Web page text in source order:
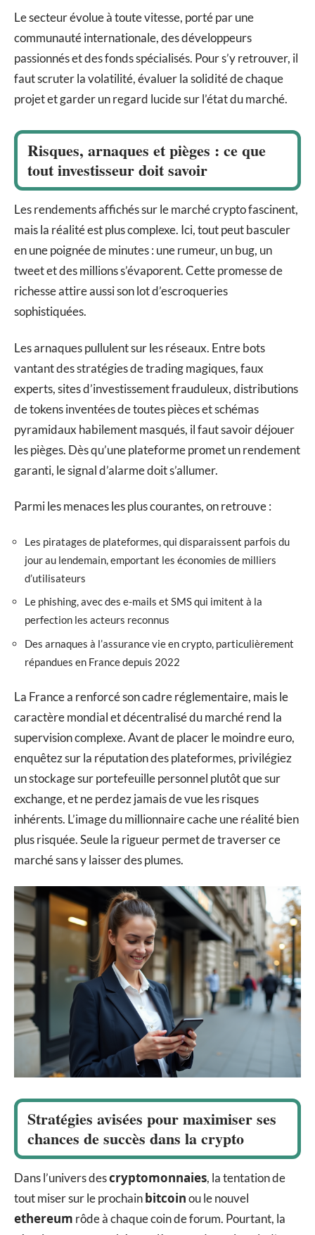
Le secteur évolue à toute vitesse, porté par une
communauté internationale, des développeurs
passionnés et des fonds spécialisés. Pour s’y retrouver, il
faut scruter la volatilité, évaluer la solidité de chaque
projet et garder un regard lucide sur l’état du marché.
Risques, arnaques et pièges : ce que
tout investisseur doit savoir
Les rendements affichés sur le marché crypto fascinent,
mais la réalité est plus complexe. Ici, tout peut basculer
en une poignée de minutes : une rumeur, un bug, un
tweet et des millions s’évaporent. Cette promesse de
richesse attire aussi son lot d’escroqueries
sophistiquées.
Les arnaques pullulent sur les réseaux. Entre bots
vantant des stratégies de trading magiques, faux
experts, sites d’investissement frauduleux, distributions
de tokens inventées de toutes pièces et schémas
pyramidaux habilement masqués, il faut savoir déjouer
les pièges. Dès qu’une plateforme promet un rendement
garanti, le signal d’alarme doit s’allumer.
Parmi les menaces les plus courantes, on retrouve :
Les piratages de plateformes, qui disparaissent parfois du
jour au lendemain, emportant les économies de milliers
d’utilisateurs
Le phishing, avec des e-mails et SMS qui imitent à la
perfection les acteurs reconnus
Des arnaques à l’assurance vie en crypto, particulièrement
répandues en France depuis 2022
La France a renforcé son cadre réglementaire, mais le
caractère mondial et décentralisé du marché rend la
supervision complexe. Avant de placer le moindre euro,
enquêtez sur la réputation des plateformes, privilégiez
un stockage sur portefeuille personnel plutôt que sur
exchange, et ne perdez jamais de vue les risques
inhérents. L’image du millionnaire cache une réalité bien
plus risquée. Seule la rigueur permet de traverser ce
marché sans y laisser des plumes.
Stratégies avisées pour maximiser ses
chances de succès dans la crypto
Dans l’univers descryptomonnaies, la tentation de
tout miser sur le prochainbitcoinou le nouvel
ethereum rôde à chaque coin de forum. Pourtant, la